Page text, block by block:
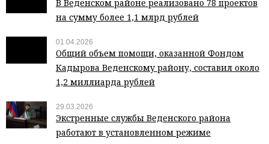
В Веденском районе реализовано 78 проектов
на сумму более 1,1 млрд рублей
01.04.2026
Общий объем помощи, оказанной Фондом
Кадырова Веденскому району, составил около
1,2 миллиарда рублей
29.03.2026
Экстренные службы Веденского района
работают в установленном режиме